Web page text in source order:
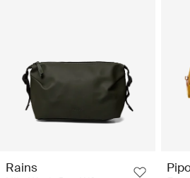
Rains